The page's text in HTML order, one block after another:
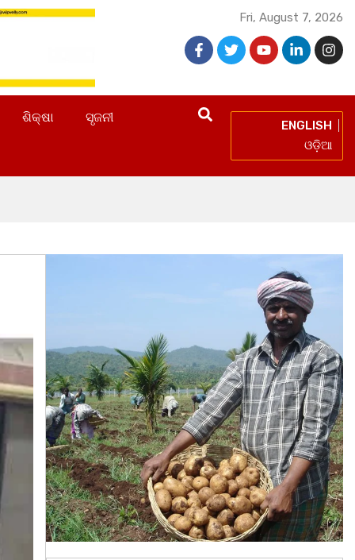
Fri, August 7, 2026
ଶିକ୍ଷା ସୃଜନୀ
ENGLISH
ଓଡ଼ିଆ